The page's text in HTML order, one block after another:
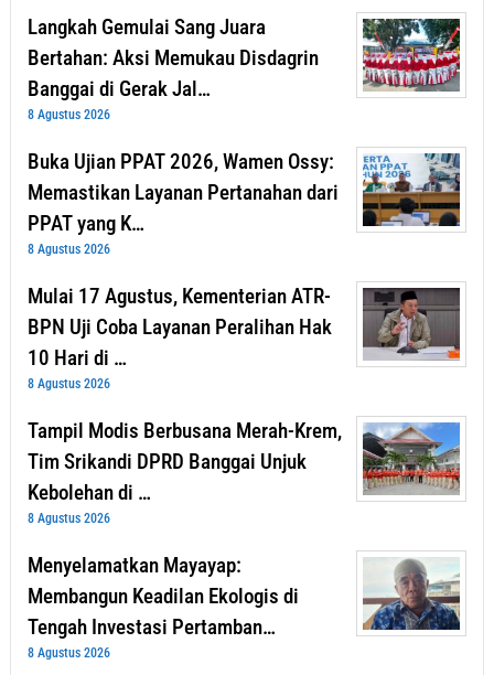
Langkah Gemulai Sang Juara
Bertahan: Aksi Memukau Disdagrin
Banggai di Gerak Jal…
8 Agustus 2026
Buka Ujian PPAT 2026, Wamen Ossy:
Memastikan Layanan Pertanahan dari
PPAT yang K…
8 Agustus 2026
Mulai 17 Agustus, Kementerian ATR-
BPN Uji Coba Layanan Peralihan Hak
10 Hari di …
8 Agustus 2026
Tampil Modis Berbusana Merah-Krem,
Tim Srikandi DPRD Banggai Unjuk
Kebolehan di …
8 Agustus 2026
Menyelamatkan Mayayap:
Membangun Keadilan Ekologis di
Tengah Investasi Pertamban…
8 Agustus 2026